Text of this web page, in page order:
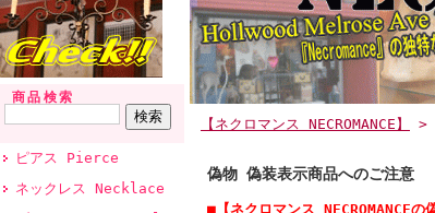
商品検索
ピアス Pierce
ネックレス Necklace
【ネクロマンス NECROMANCE】 >
偽物 偽装表示商品へのご注意
■【ネクロマンス NECROMANCE